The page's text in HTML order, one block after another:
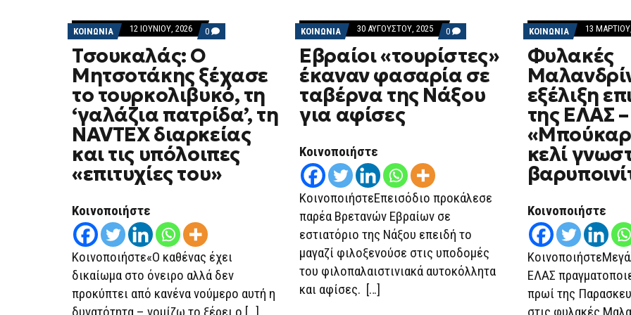
ΚΟΙΝΩΝΙΑ 12 ΙΟΥΝΊΟΥ, 2026 0 COMMENTS
ON
ΜΗΤΣΟΤΆΚΗΣ
ΞΈΧΑΣΕ
ΤΟ
ΤΟΥΡΚΟΛΙΒΥΚΌ,
ΤΗ
‘ΓΑΛΆΖΙΑ
ΠΑΤΡΊΔΑ’,
NAVTEX
ΔΙΑΡΚΕΊΑΣ
ΚΑΙ
Τσουκαλάς: Ο
Μητσοτάκης ξέχασε
το τουρκολιβυκό, τη
‘γαλάζια πατρίδα’, τη
NAVTEX διαρκείας
και τις υπόλοιπες
«επιτυχίες του»
Κοινοποιήστε
Κοινοποιήστε«Ο καθένας έχει
δικαίωμα στο όνειρο αλλά δεν
προκύπτει από κανένα νούμερο αυτή η
ΚΟΙΝΩΝΙΑ 30 ΑΥΓΟΎΣΤΟΥ, 2025 0COMMENTS
ON
ΕΒΡΑΊΟΙ
«ΤΟΥΡΊΣΤΕΣ»
ΈΚΑΝΑΝ
ΦΑΣΑΡΊΑ
ΣΕ
ΤΑΒΈΡΝΑ
Εβραίοι «τουρίστες»
έκαναν φασαρία σε
ταβέρνα της Νάξου
για αφίσες
Κοινοποιήστε
ΚοινοποιήστεΕπεισόδιο προκάλεσε
παρέα Βρετανών Εβραίων σε
εστιατόριο της Νάξου επειδή το
μαγαζί φιλοξενούσε στις υποδομές
του φιλοπαλαιστινιακά αυτοκόλλητα
και αφίσες. […]
ΚΟΙΝΩΝΙΑ 13
Φυλακές
εξέλιξη
της ΕΛΑΣ –
κελί
Κοινοποιήστε
ΕΛΑΣ
πρωί της